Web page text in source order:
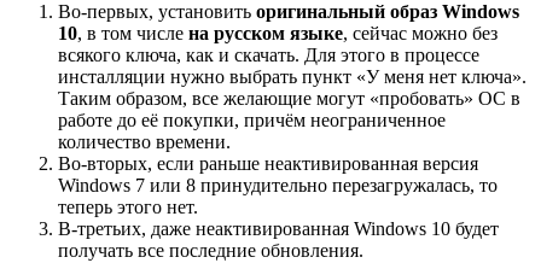
Во-первых, установить оригинальный образ Windows
10, в том числе на русском языке, сейчас можно без
всякого ключа, как и скачать. Для этого в процессе
инсталляции нужно выбрать пункт «У меня нет ключа».
Таким образом, все желающие могут «пробовать» ОС в
работе до её покупки, причём неограниченное
количество времени.
Во-вторых, если раньше неактивированная версия
Windows 7 или 8 принудительно перезагружалась, то
теперь этого нет.
В-третьих, даже неактивированная Windows 10 будет
получать все последние обновления.